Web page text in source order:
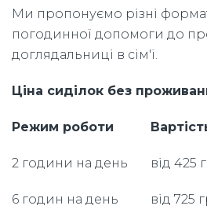
Ми пропонуємо різні
погодинної допомоги до
доглядальниці в сім'ї.
Ціна сиділок без
Режим роботи
2 години на день від 425
6 годин на день від 725